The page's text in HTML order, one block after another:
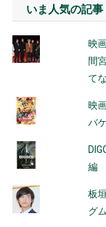
いま人気の記事
映
間
て
映
バ
編
板
グ